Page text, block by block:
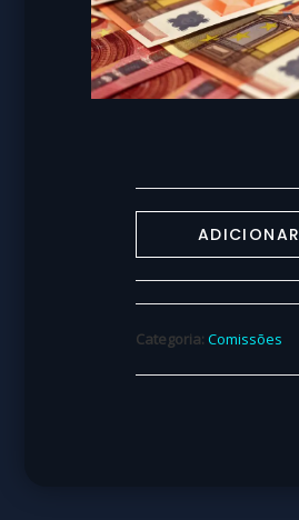
ADICIONAR
Categoria:Comissões